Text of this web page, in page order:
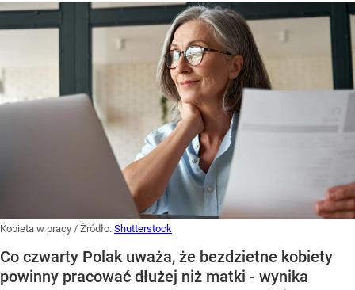
Kobieta w pracy / Źródło: Shutterstock
Co czwarty Polak uważa, że bezdzietne kobiety
powinny pracować dłużej niż matki - wynika